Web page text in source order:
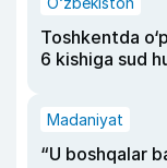
Toshkentda
6 kishiga sud
Madaniyat
“U boshqalar